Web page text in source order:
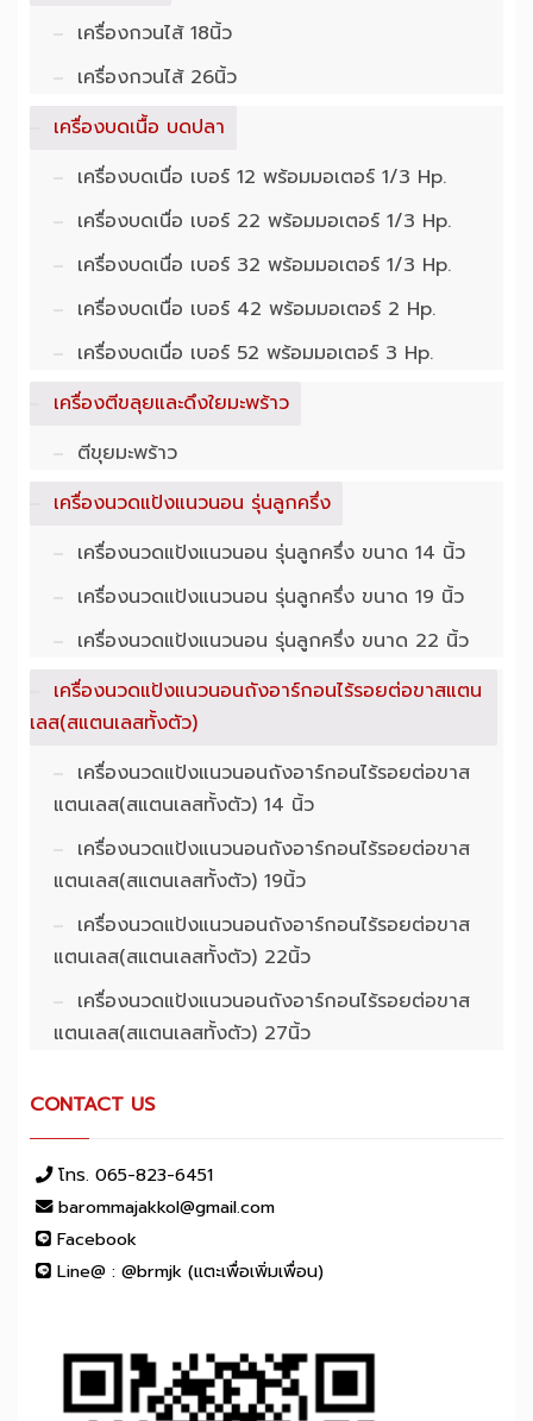
เครื่องกวนไส้ 18นิ้ว
เครื่องกวนไส้ 26นิ้ว
เครื่องบดเนื้อ บดปลา
เครื่องบดเนื่อ เบอร์ 12 พร้อมมอเตอร์ 1/3 Hp.
เครื่องบดเนื่อ เบอร์ 22 พร้อมมอเตอร์ 1/3 Hp.
เครื่องบดเนื่อ เบอร์ 32 พร้อมมอเตอร์ 1/3 Hp.
เครื่องบดเนื่อ เบอร์ 42 พร้อมมอเตอร์ 2 Hp.
เครื่องบดเนื่อ เบอร์ 52 พร้อมมอเตอร์ 3 Hp.
เครื่องตีขลุยและดึงใยมะพร้าว
ตีขุยมะพร้าว
เครื่องนวดแป้งแนวนอน รุ่นลูกครึ่ง
เครื่องนวดแป้งแนวนอน รุ่นลูกครึ่ง ขนาด 14 นิ้ว
เครื่องนวดแป้งแนวนอน รุ่นลูกครึ่ง ขนาด 19 นิ้ว
เครื่องนวดแป้งแนวนอน รุ่นลูกครึ่ง ขนาด 22 นิ้ว
เครื่องนวดแป้งแนวนอนถังอาร์กอนไร้รอยต่อขาสแตน
เลส(สแตนเลสทั้งตัว)
เครื่องนวดแป้งแนวนอนถังอาร์กอนไร้รอยต่อขาส
แตนเลส(สแตนเลสทั้งตัว) 14 นิ้ว
เครื่องนวดแป้งแนวนอนถังอาร์กอนไร้รอยต่อขาส
แตนเลส(สแตนเลสทั้งตัว) 19นิ้ว
เครื่องนวดแป้งแนวนอนถังอาร์กอนไร้รอยต่อขาส
แตนเลส(สแตนเลสทั้งตัว) 22นิ้ว
เครื่องนวดแป้งแนวนอนถังอาร์กอนไร้รอยต่อขาส
แตนเลส(สแตนเลสทั้งตัว) 27นิ้ว
CONTACT US
โทร. 065-823-6451
barommajakkol@gmail.com
Facebook
Line@ : @brmjk (แตะเพื่อเพิ่มเพื่อน)